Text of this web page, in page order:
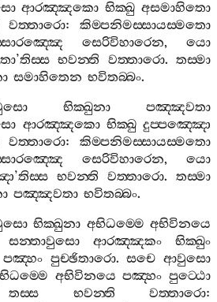
ආරඤ‍්ඤකො භික‍්ඛු අසමාහිතො
වත‍්තාරො: කිම‍්පනිමස‍්සායස‍්මතො
සෙරිවිහාරෙන, යො
’තිස‍්ස භවන‍්ති වත‍්තාරො. තස‍්මා
සමාහිතෙන භවිතබ‍්බං.
භික‍්ඛුනා
පඤ‍්ඤවතා
ආරඤ‍්ඤකො භික‍්ඛු දුප‍්පඤ‍්ඤො
වත‍්තාරො: කිම‍්පනිමස‍්සායස‍්මතො
සෙරිවිහාරෙන, යො
’තිස‍්ස භවන‍්ති වත‍්තාරො. තස‍්මා
පඤ‍්ඤවතා භවිතබ‍්බං.
භික‍්ඛුනා අභිධම‍්මෙ අභිවිනයෙ
සන‍්තාවුසො ආරඤ‍්ඤකං
භික‍්ඛුං
පඤ‍්හං පුච‍්ඡිතාරො.සචෙ ආවුසො
අභිවිනයෙ පඤ‍්හං පුට‍්ඨො
තස‍්ස භවන‍්ති වත‍්තාරො: